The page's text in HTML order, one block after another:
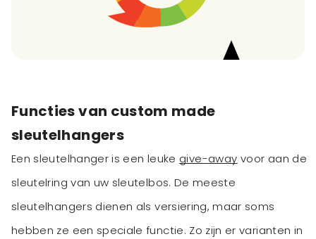
Functies van custom made
sleutelhangers
Een sleutelhanger is een leuke give-away voor aan de
sleutelring van uw sleutelbos. De meeste
sleutelhangers dienen als versiering, maar soms
hebben ze een speciale functie. Zo zijn er varianten in